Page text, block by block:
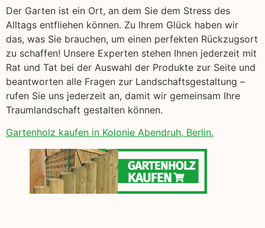
Der Garten ist ein Ort, an dem Sie dem Stress des
Alltags entfliehen können. Zu Ihrem Glück haben wir
das, was Sie brauchen, um einen perfekten Rückzugsort
zu schaffen! Unsere Experten stehen Ihnen jederzeit mit
Rat und Tat bei der Auswahl der Produkte zur Seite und
beantworten alle Fragen zur Landschaftsgestaltung –
rufen Sie uns jederzeit an, damit wir gemeinsam Ihre
Traumlandschaft gestalten können.
Gartenholz kaufen in Kolonie Abendruh, Berlin.